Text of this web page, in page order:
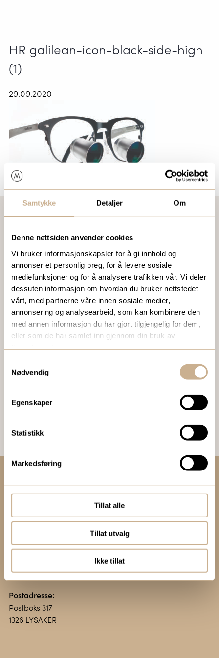
Samtykke Detaljer Om
Denne nettsiden anvender cookies
Vi bruker informasjonskapsler for å gi innhold og
annonser et personlig preg, for å levere sosiale
mediefunksjoner og for å analysere trafikken vår. Vi deler
dessuten informasjon om hvordan du bruker nettstedet
vårt, med partnerne våre innen sosiale medier,
annonsering og analysearbeid, som kan kombinere den
med annen informasjon du har gjort tilgjengelig for dem,
eller som de har samlet inn gjennom din bruk av
Nødvendig
Egenskaper
Statistikk
Markedsføring
Tillat alle
Tillat utvalg
Ikke tillat
HR galilean-icon-black-side-high
(1)
29.09.2020
VIL DU VITE MER OM VÅRE PRODUKTER?
Ta kontakt med en av våre medarbeidere, eller send en e-
post tilortomedic@ortomedic.no
BESTILL VÅRT GRATIS KUNDEMAGASIN
med siste nytt innenfor ortopedi, traume, kirurgi, hospital
og mikroskopi.
Bestill Ortomedia
Kontakt oss:
ortomedic@ortomedic.no
Besøksadresse:
Vollsveien 13 E
Postadresse:
Postboks 317
1326 LYSAKER